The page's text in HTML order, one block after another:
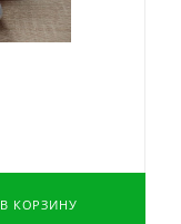
В КОРЗИНУ